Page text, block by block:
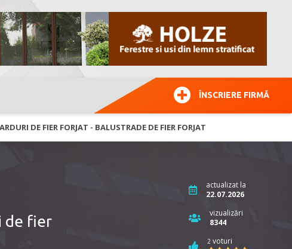
ÎNSCRIERE FIRMĂ
DE FIER FORJAT - BALUSTRADE DE FIER FORJAT
de fier
actualizat la
22.07.2026
vizualizări
8344
2 voturi